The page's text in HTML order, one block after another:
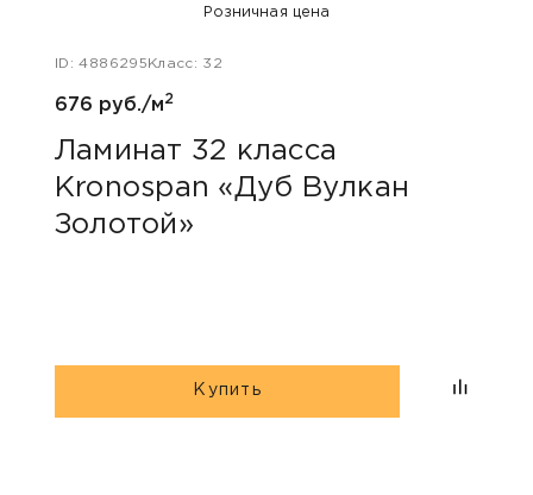
Розничная цена
ID: 4886295 Класс: 32
676 руб./м2
Ламинат 32 класса
Kronospan «Дуб Вулкан
Золотой»
Купить